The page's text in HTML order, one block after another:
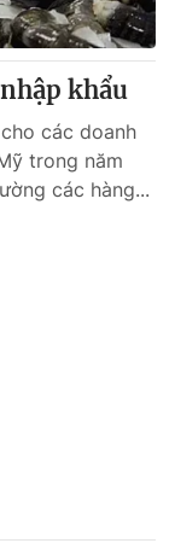
khẩu
các doanh
trong năm
các hàng...